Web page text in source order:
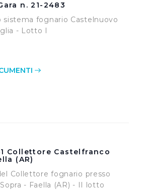
n. 21-2483
sistema fognario Castelnuovo
- Lotto I
Collettore Castelfranco
(AR)
Collettore fognario presso
- Faella (AR) - II lotto